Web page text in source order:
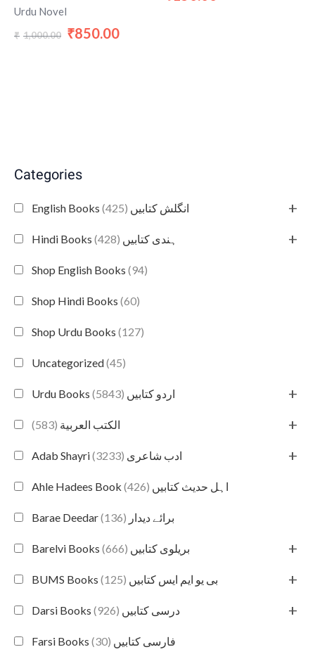
Categories
English Books انگلش کتابیں (425) +
Hindi Books ہندی کتابیں (428) +
Shop English Books (94)
Shop Hindi Books (60)
Shop Urdu Books (127)
Uncategorized(45)
Urdu Books اردو کتابیں (5843) +
الكتب العربية (583) +
Adab Shayri ادب شاعری (3233) +
Ahle Hadees Book اہل حدیث کتابیں (426)
Barae Deedar برائے دیدار (136)
Barelvi Books بریلوی کتابیں (666) +
BUMS Books بی یو ایم ایس کتابیں (125) +
Darsi Books درسی کتابیں (926) +
Farsi Books فارسی کتابیں (30)
Urdu Novel
₹ 1,000.00 ₹850.00